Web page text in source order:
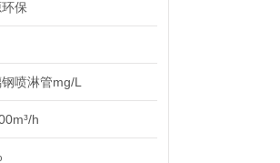
保
喷淋管mg/L
h